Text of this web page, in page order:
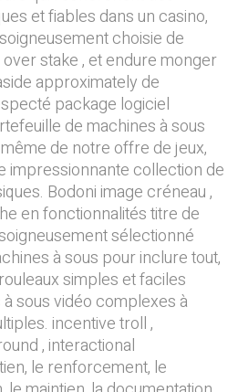
et fiables dans un casino,
choisie de
stake , et endure monger
approximately de
package logiciel
de machines à sous
de notre offre de jeux,
impressionnante collection de
Bodoni image créneau ,
en fonctionnalités titre de
sélectionné
à sous pour inclure tout,
simples et faciles
sous vidéo complexes à
incentive troll ,
, interactional
le renforcement, le